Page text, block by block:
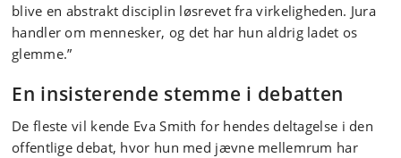
blive en abstrakt disciplin løsrevet fra virkeligheden. Jura
handler om mennesker, og det har hun aldrig ladet os
glemme.”
En insisterende stemme i debatten
De fleste vil kende Eva Smith for hendes deltagelse i den
offentlige debat, hvor hun med jævne mellemrum har